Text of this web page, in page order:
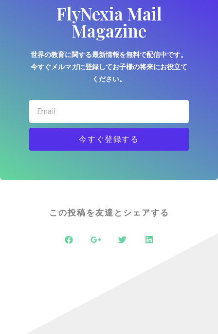
FlyNexia Mail
Magazine
世界の教育に関する最新情報を無料で配信中です。
今すぐメルマガに登録してお子様の将来にお役立て
ください。
今すぐ登録する
この投稿を友達とシェアする